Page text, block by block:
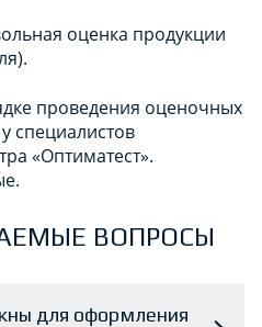
оценка продукции
проведения оценочных
специалистов
«Оптиматест».
ВОПРОСЫ
для оформления